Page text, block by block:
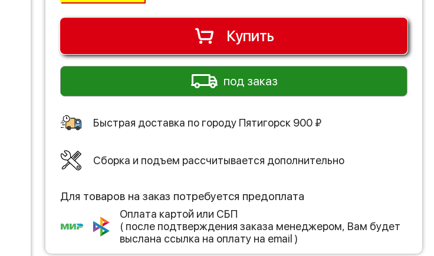
Купить
под заказ
Быстрая доставка по городу Пятигорск 900 ₽
Сборка и подъем рассчитывается дополнительно
Для товаров на заказ потребуется предоплата
Оплата картой или СБП
( после подтверждения заказа менеджером, Вам будет
выслана ссылка на оплату на email )